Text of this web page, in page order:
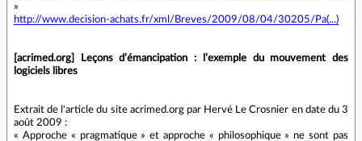
»
http://www.decision-achats.fr/xml/Breves/2009/08/04/30205/Pa(...)
[acrimed.org] Leçons d’émancipation : l’exemple du mouvement des
logiciels libres
Extrait de l'article du site acrimed.org par Hervé Le Crosnier en date du 3
août 2009 :
« Approche « pragmatique » et approche « philosophique » ne sont pas